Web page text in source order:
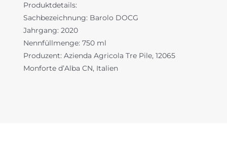
Produktdetails:
Sachbezeichnung: Barolo DOCG
Jahrgang: 2020
Nennfüllmenge: 750 ml
Produzent: Azienda Agricola Tre Pile, 12065
Monforte d’Alba CN, Italien